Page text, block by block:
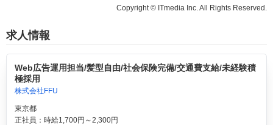
Copyright © ITmedia Inc. All Rights Reserved.
求人情報
Web広告運用担当/髪型自由/社会保険完備/交通費支給/未経験積
極採用
株式会社FFU
東京都
正社員：時給1,700円～2,300円